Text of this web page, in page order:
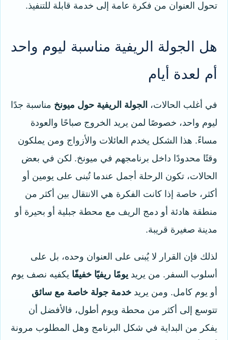
تحول العنوان من فكرة عامة إلى خدمة قابلة للتنفيذ.
هل الجولة الريفية مناسبة ليوم واحد
أم لعدة أيام
في أغلب الحالات، الجولة الريفية حول ميونخ مناسبة جدًا
ليوم واحد، خصوصًا لمن يريد الخروج صباحًا والعودة
مساءً. هذا الشكل يخدم العائلات والأزواج ومن يملكون
وقتًا محدودًا داخل برنامجهم في ميونخ. لكن في بعض
الحالات، تكون الرحلة أجمل عندما تُبنى على يومين أو
أكثر، خاصة إذا كانت الفكرة هي الانتقال بين أكثر من
منطقة هادئة أو دمج الريف مع محطة جبلية أو بحيرة أو
مدينة صغيرة قريبة.
لذلك فإن القرار لا يُبنى على العنوان وحده، بل على
أسلوب السفر. من يريد يومًا ريفيًا خفيفًا يكفيه نصف يوم
أو يوم كامل. ومن يريد خدمة جولة خاصة مع سائق
تتوسع إلى أكثر من محطة ويوم أطول، فالأفضل أن
يفكر من البداية في شكل البرنامج وهل المطلوب مرونة